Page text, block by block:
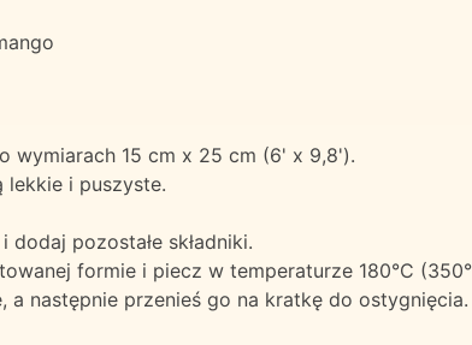
wymiarach 15 cm x 25 cm (6' x 9,8').
lekkie i puszyste.
dodaj pozostałe składniki.
formie i piecz w temperaturze 180°C
a następnie przenieś go na kratkę do ostygnięcia.